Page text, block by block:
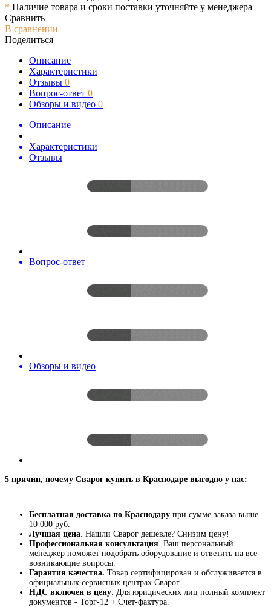
* Наличие товара и сроки поставки уточняйте у менеджера
Сравнить
В сравнении
Поделиться
Описание
Характеристики
Отзывы 0
Вопрос-ответ 0
Обзоры и видео 0
Описание
Характеристики
Отзывы
Вопрос-ответ
Обзоры и видео
5 причин, почему Сварог купить в Краснодаре выгодно у нас:
Бесплатная доставка по Краснодару при сумме заказа выше
10 000 руб.
Лучшая цена . Нашли Сварог дешевле? Снизим цену!
Профессиональная консультация . Ваш персональный
менеджер поможет подобрать оборудование и ответить на все
возникающие вопросы.
Гарантия качества. Товар сертифицирован и обслуживается в
официальных сервисных центрах Сварог.
НДС включен в цену . Для юридических лиц полный комплект
документов - Торг-12 + Счет-фактура.